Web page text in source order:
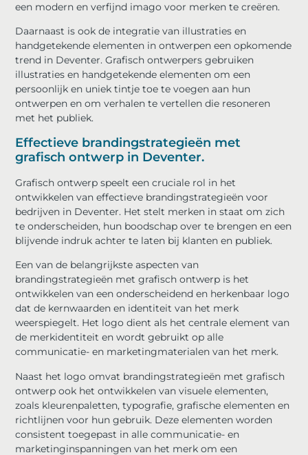
een ​​modern en verfijnd imago voor merken te creëren.
Daarnaast is ook de integratie van illustraties en
handgetekende elementen in ontwerpen een opkomende
trend in Deventer. Grafisch ontwerpers gebruiken
illustraties en handgetekende elementen om een ​​
persoonlijk en uniek tintje toe te voegen aan hun
ontwerpen en om verhalen te vertellen die resoneren
met het publiek.
Effectieve brandingstrategieën met
grafisch ontwerp in Deventer.
Grafisch ontwerp speelt een cruciale rol in het
ontwikkelen van effectieve brandingstrategieën voor
bedrijven in Deventer. Het stelt merken in staat om zich
te onderscheiden, hun boodschap over te brengen en een
blijvende indruk achter te laten bij klanten en publiek.
Een van de belangrijkste aspecten van
brandingstrategieën met grafisch ontwerp is het
ontwikkelen van een onderscheidend en herkenbaar logo
dat de kernwaarden en identiteit van het merk
weerspiegelt. Het logo dient als het centrale element van
de merkidentiteit en wordt gebruikt op alle
communicatie- en marketingmaterialen van het merk.
Naast het logo omvat brandingstrategieën met grafisch
ontwerp ook het ontwikkelen van visuele elementen,
zoals kleurenpaletten, typografie, grafische elementen en
richtlijnen voor hun gebruik. Deze elementen worden
consistent toegepast in alle communicatie- en
marketinginspanningen van het merk om een